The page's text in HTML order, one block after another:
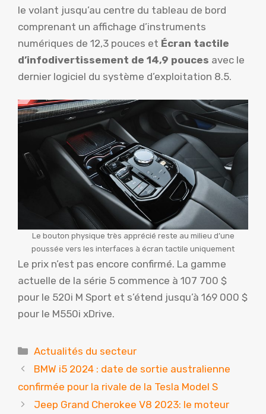
le volant jusqu’au centre du tableau de bord
comprenant un affichage d’instruments
numériques de 12,3 pouces et Écran tactile
d’infodivertissement de 14,9 pouces avec le
dernier logiciel du système d’exploitation 8.5.
Le bouton physique très apprécié reste au milieu d’une
poussée vers les interfaces à écran tactile uniquement
Le prix n’est pas encore confirmé. La gamme
actuelle de la série 5 commence à 107 700 $
pour le 520i M Sport et s’étend jusqu’à 169 000 $
pour le M550i xDrive.
Catégories
Actualités du secteur
BMW i5 2024 : date de sortie australienne
confirmée pour la rivale de la Tesla Model S
Jeep Grand Cherokee V8 2023: le moteur